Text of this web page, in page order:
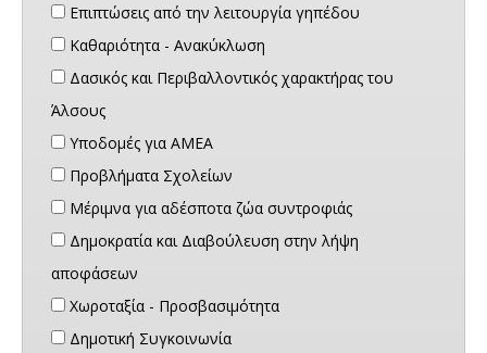
Επιπτώσεις από την λειτουργία γηπέδου
Καθαριότητα - Ανακύκλωση
Δασικός και Περιβαλλοντικός χαρακτήρας του
Άλσους
Υποδομές για ΑΜΕΑ
Προβλήματα Σχολείων
Μέριμνα για αδέσποτα ζώα συντροφιάς
Δημοκρατία και Διαβούλευση στην λήψη
αποφάσεων
Χωροταξία - Προσβασιμότητα
Δημοτική Συγκοινωνία